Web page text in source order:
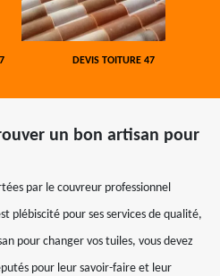
DEVIS TOITURE 47
un bon artisan pour
par le couvreur professionnel
plébiscité pour ses services de qualité,
pour changer vos tuiles, vous devez
pour leur savoir-faire et leur